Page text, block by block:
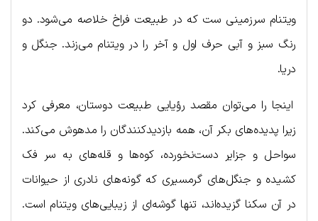
ویتنام سرزمینی ست که در طبیعت فراخ خلاصه می‌شود. دو
رنگ سبز و آبی حرف اول و آخر را در ویتنام می‌زند. جنگل و
دریا.
اینجا را می‌توان مقصد رؤیایی طبیعت دوستان، معرفی کرد
زیرا پدیده‌های بکر آن‌، همه بازدیدکنندگان را مدهوش می‌کند.
سواحل و جزایر دست‌نخورده، کوه‌ها و قله‌های به سر فک
کشیده و جنگل‌های گرمسیری که گونه‌های نادری از حیوانات
در آن سکنا گزیده‌اند، تنها گوشه‌ای از زیبایی‌های ویتنام است.